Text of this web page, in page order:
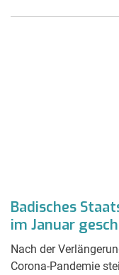
Badisches
im Januar
Nach der
Corona-Pandemie